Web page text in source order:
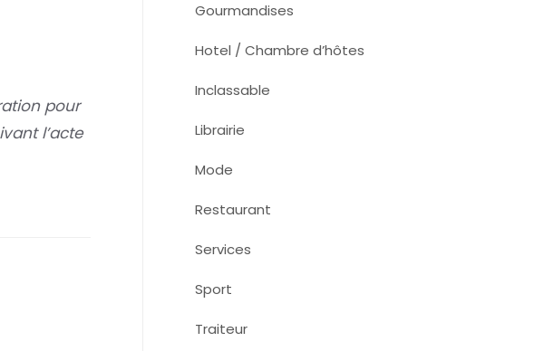
pour
l’acte
Gourmandises
Hotel / Chambre d’hôtes
Inclassable
Librairie
Mode
Restaurant
Services
Sport
Traiteur